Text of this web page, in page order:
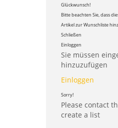
Glückwunsch!
Bitte beachten Sie, dass
Artikel zur Wunschliste
Schließen
Einloggen
Sie müssen
hinzuzufügen
Einloggen
Sorry!
Please contact
create a list